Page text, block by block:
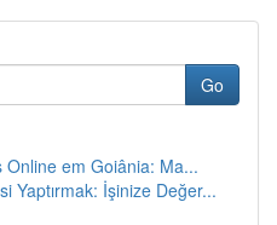
Go
em Goiânia: Ma...
Yaptırmak: İşinize Değer...